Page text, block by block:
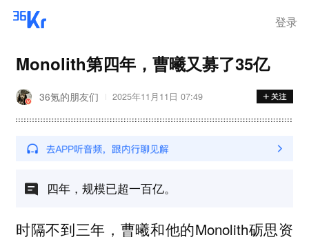
登录
Monolith第四年，曹曦又募了35亿
36氪的朋友们 2025年11月11日 07:49
四年，规模已超一百亿。
时隔不到三年，曹曦和他的Monolith砺思资